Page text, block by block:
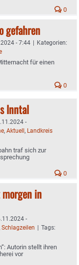
0
gefahren
- 7:44 | Kategorien:
für einen
0
Inntal
-
, Aktuell, Landkreis
traf sich zur
0
in
-
Schlagzeilen | Tags:
Autorin stellt ihren
vor